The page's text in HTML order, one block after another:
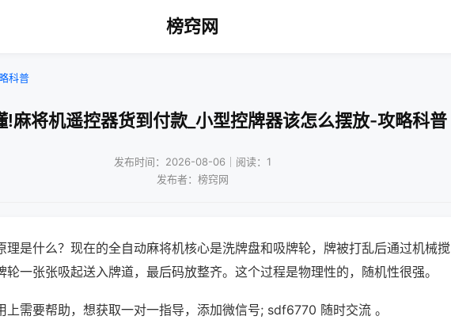
榜窍网
科普
!麻将机遥控器货到付款_小型控牌器该怎么摆放-攻略科普
发布时间：2026-08-06｜阅读：1
发布者：榜窍网
理是什么？现在的全自动麻将机核心是洗牌盘和吸牌轮，牌被打乱后通过机械搅
轮一张张吸起送入牌道，最后码放整齐。这个过程是物理性的，随机性很强。
上需要帮助，想获取一对一指导，添加微信号; sdf6770 随时交流 。